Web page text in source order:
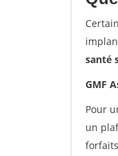
santé
GMF
Pour
un